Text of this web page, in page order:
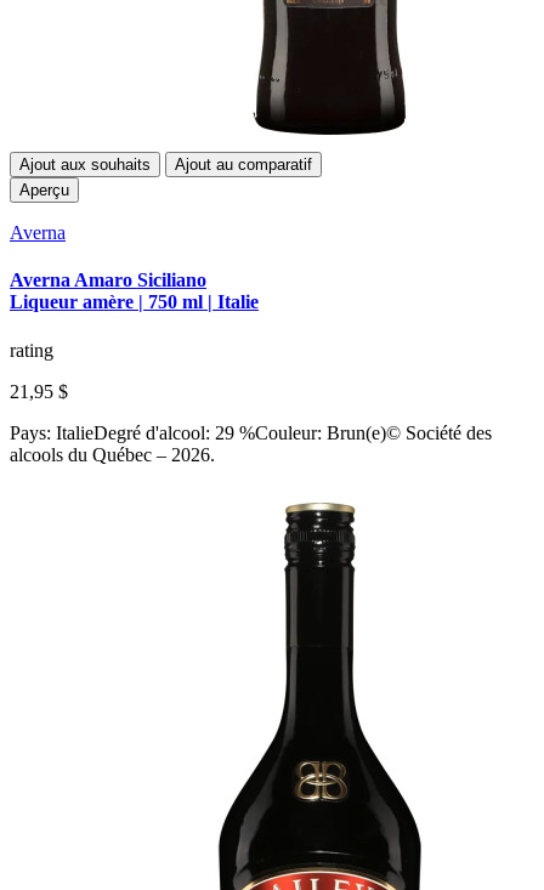
Ajout aux souhaits
Ajout au comparatif
Aperçu
Averna
Averna Amaro Siciliano
Liqueur amère | 750 ml | Italie
rating
21,95 $
Pays: ItalieDegré d'alcool: 29 %Couleur: Brun(e)© Société des
alcools du Québec – 2026.